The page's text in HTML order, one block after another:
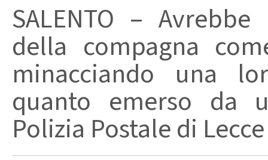
SALENTO –
della compagna
minacciando una
quanto emerso da
Polizia Postale di